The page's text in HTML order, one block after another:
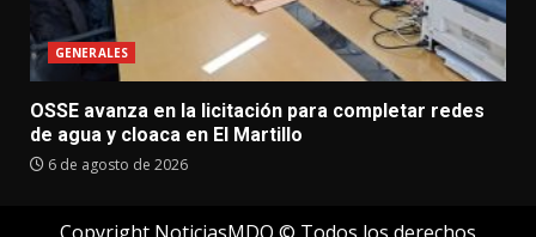
GENERALES
OSSE avanza en la licitación para completar redes
de agua y cloaca en El Martillo
6 de agosto de 2026
Copyright NoticiasMDQ © Todos los derechos